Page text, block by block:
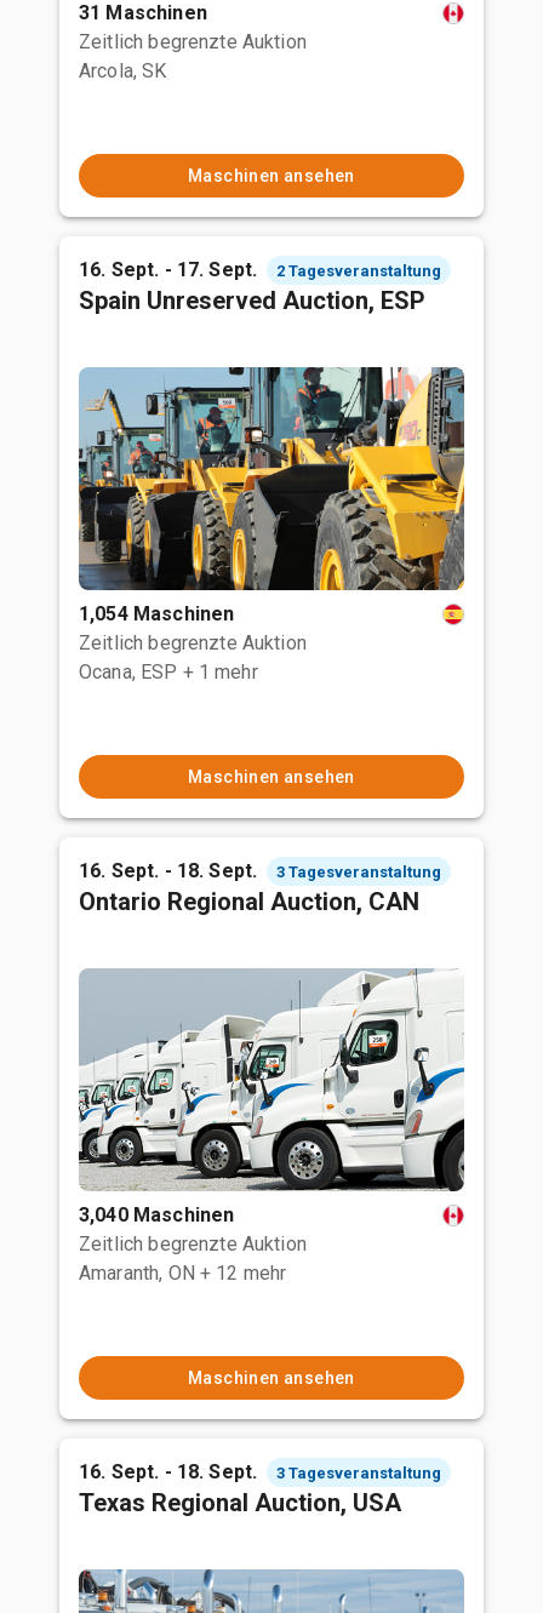
31 Maschinen
Zeitlich begrenzte Auktion
Arcola, SK
Maschinen ansehen
16. Sept. - 17. Sept. 2 Tagesveranstaltung
Spain Unreserved Auction, ESP
1,054 Maschinen
Zeitlich begrenzte Auktion
Ocana, ESP + 1 mehr
Maschinen ansehen
16. Sept. - 18. Sept. 3 Tagesveranstaltung
Ontario Regional Auction, CAN
3,040 Maschinen
Zeitlich begrenzte Auktion
Amaranth, ON + 12 mehr
Maschinen ansehen
16. Sept. - 18. Sept. 3 Tagesveranstaltung
Texas Regional Auction, USA